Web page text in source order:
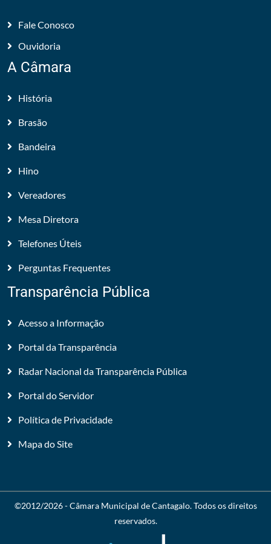
Fale Conosco
Ouvidoria
A Câmara
História
Brasão
Bandeira
Hino
Vereadores
Mesa Diretora
Telefones Úteis
Perguntas Frequentes
Transparência Pública
Acesso a Informação
Portal da Transparência
Radar Nacional da Transparência Pública
Portal do Servidor
Política de Privacidade
Mapa do Site
©2012/2026 -Câmara Municipal de Cantagalo. Todos os direitos
reservados.